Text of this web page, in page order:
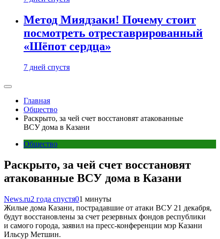
Метод Миядзаки! Почему стоит
посмотреть отреставрированный
«Шёпот сердца»
7 дней спустя
Главная
Общество
Раскрыто, за чей счет восстановят атакованные
ВСУ дома в Казани
Общество
Раскрыто, за чей счет восстановят
атакованные ВСУ дома в Казани
News.ru2 года спустя01 минуты
Жилые дома Казани, пострадавшие от атаки ВСУ 21 декабря,
будут восстановлены за счет резервных фондов республики
и самого города, заявил на пресс-конференции мэр Казани
Ильсур Метшин.